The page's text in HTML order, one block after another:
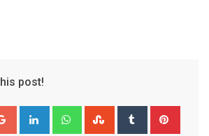
post!
Google+ LinkedIn WhatsappStumbleUpon
Tumblr